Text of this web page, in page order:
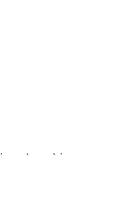
για Διαιτολόγους